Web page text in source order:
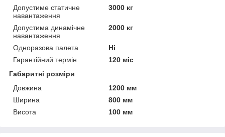
Допустиме статичне
навантаження
3000 кг
Допустима динамічне
навантаження
2000 кг
Одноразова палета
Ні
Гарантійний термін
120 міс
Габаритні розміри
Довжина
1200 мм
Ширина
800 мм
Висота
100 мм